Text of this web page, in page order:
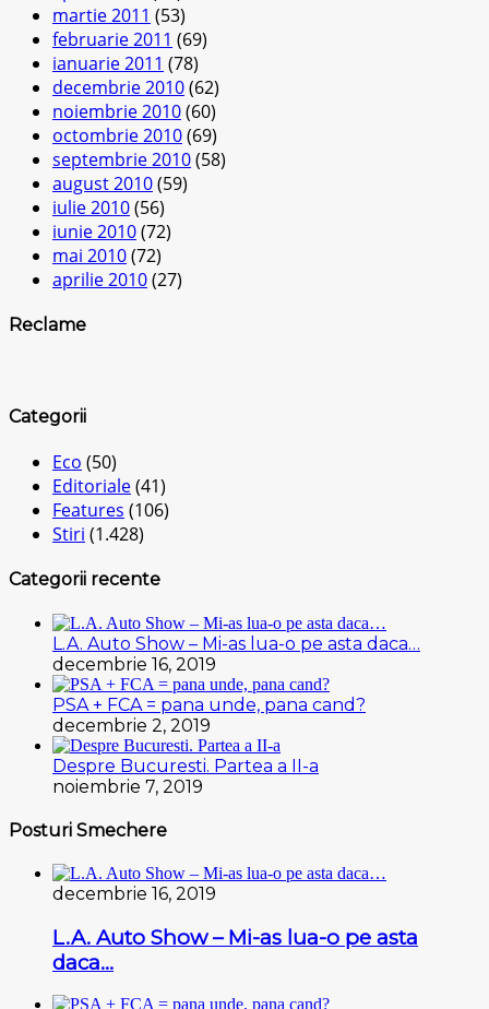
martie 2011 (53)
februarie 2011 (69)
ianuarie 2011 (78)
decembrie 2010(62)
noiembrie 2010(60)
octombrie 2010(69)
septembrie 2010(58)
august 2010(59)
iulie 2010(56)
iunie 2010(72)
mai 2010(72)
aprilie 2010(27)
Reclame
Categorii
Eco (50)
Editoriale(41)
Features (106)
Stiri (1.428)
Categorii recente
L.A. Auto Show – Mi-as lua-o pe asta daca…
decembrie 16, 2019
PSA + FCA = pana unde, pana cand?
decembrie 2, 2019
Despre Bucuresti. Partea a II-a
noiembrie 7, 2019
Posturi Smechere
decembrie 16, 2019
L.A. Auto Show – Mi-as lua-o pe asta
daca…